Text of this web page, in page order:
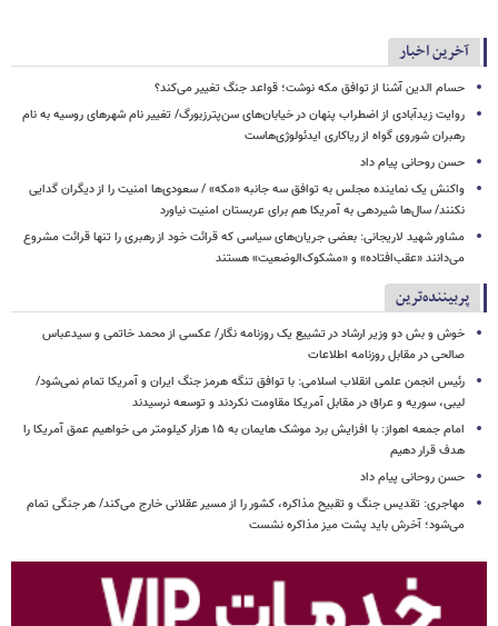
آخرین اخبار
حسام الدین آشنا از توافق مکه نوشت؛ قواعد جنگ تغییر می‌کند؟
روایت زیدآبادی از اضطراب پنهان در خیابان‌های سن‌پترزبورگ/ تغییر نام شهرهای روسیه به نام
رهبران شوروی گواه از ریاکاری ایدئولوژی‌هاست
حسن روحانی پیام داد
واکنش یک نماینده مجلس به توافق سه جانبه «مکه» / سعودی‌ها امنیت را از دیگران گدایی
نکنند/ سال‌ها شیردهی به آمریکا هم برای عربستان امنیت نیاورد
مشاور شهید لاریجانی: بعضی جریان‌های سیاسی که قرائت خود از رهبری را تنها قرائت مشروع
می‌دانند «عقب‌افتاده» و «مشکوک‌الوضعیت» هستند
پربیننده‌ترین
خوش و بش دو وزیر ارشاد در تشییع یک روزنامه نگار/ عکسی از محمد خاتمی و سیدعباس
صالحی در مقابل روزنامه اطلاعات
رئیس انجمن علمی انقلاب اسلامی: با توافق تنگه هرمز جنگ ایران و آمریکا تمام نمی‌شود/
لیبی، سوریه و عراق در مقابل آمریکا مقاومت نکردند و توسعه نرسیدند
امام‌ جمعه اهواز: با افزایش برد موشک هایمان به ۱۵ هزار کیلومتر می خواهیم عمق آمریکا را
هدف قرار دهیم
حسن روحانی پیام داد
مهاجری: تقدیس جنگ و تقبیح مذاکره، کشور را از مسیر عقلانی خارج می‌کند/ هر جنگی تمام
می‌شود؛ آخرش باید پشت میز مذاکره نشست